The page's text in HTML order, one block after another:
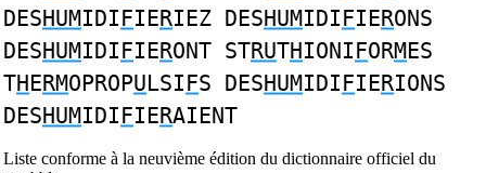
DESHUMIDIFIERIEZ DESHUMIDIFIERONS
DESHUMIDIFIERONT STRUTHIONIFORMES
THERMOPROPULSIFS DESHUMIDIFIERIONS
DESHUMIDIFIERAIENT
Liste conforme à la neuvième édition du dictionnaire officiel du